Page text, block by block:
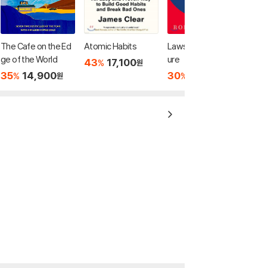
The Cafe on the Ed
ge of the World
35% 14,900원
Atomic Habits
43% 17,100원
Laws of Human Nat
ure
30%